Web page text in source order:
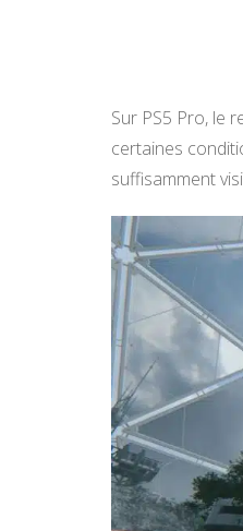
Sur PS5 Pro, le
certaines
suffisamment